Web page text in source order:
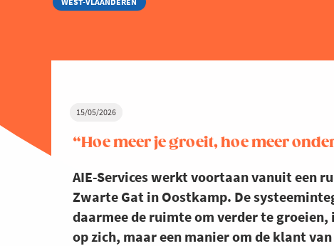
WEST-VLAANDEREN
15/05/2026
“Hoe meer je groeit, hoe meer
AIE-Services werkt voortaan vanuit een
Zwarte Gat in Oostkamp. De
daarmee de ruimte om verder te groeien,
op zich, maar een manier om de klant